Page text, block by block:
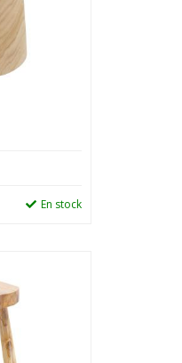
En stock